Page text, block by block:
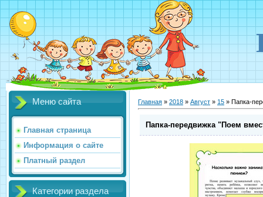
Меню сайта
Главная страница
Информация о сайте
Платный раздел
Категории раздела
Главная » 2018 » Август » 15 » Папка-
Папка-передвижка "Поем